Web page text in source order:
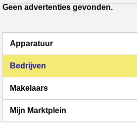
Geen advertenties gevonden.
Apparatuur
Bedrijven
Makelaars
Mijn Marktplein